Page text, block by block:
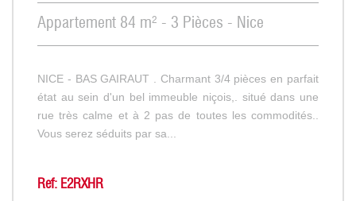
Appartement 84 m² - 3 Pièces - Nice
NICE - BAS GAIRAUT . Charmant 3/4 pièces en parfait
état au sein d'un bel immeuble niçois,. situé dans une
rue très calme et à 2 pas de toutes les commodités..
Vous serez séduits par sa...
Ref: E2RXHR